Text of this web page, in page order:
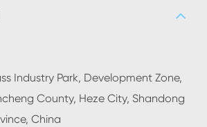
Industry Park, Development Zone,
County, Heze City, Shandong
China